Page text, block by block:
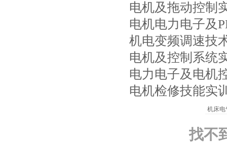
电机及拖动控制
电机电力电子及
机电变频调速技
电机及控制系统
电力电子及电机
电机检修技能实
机床电
找不